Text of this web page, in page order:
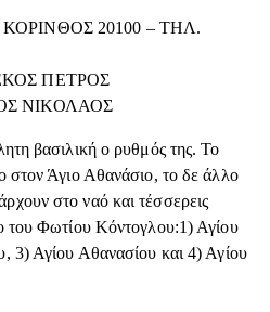
20100 – ΤΗΛ.
ΠΕΤΡΟΣ
ΝΙΚΟΛΑΟΣ
βασιλική ο ρυθμός της. Το
στον Άγιο Αθανάσιο, το δε άλλο
στο ναό και τέσσερεις
του Φωτίου Κόντογλου:1) Αγίου
3) Αγίου Αθανασίου και 4) Αγίου